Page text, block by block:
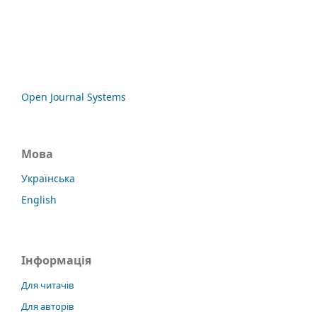
Open Journal Systems
Мова
Українська
English
Інформація
Для читачів
Для авторів